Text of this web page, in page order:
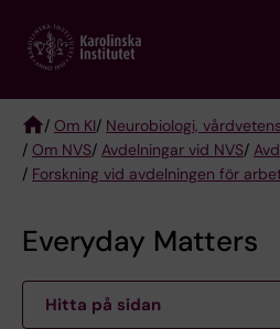
main
Breadcrumb
/ Om KI/ Neurobiologi,
/ Om NVS/ Avdelningar vid NVS/
/ Forskning vid avdelningen för
Everyday Matters
Hitta på sidan